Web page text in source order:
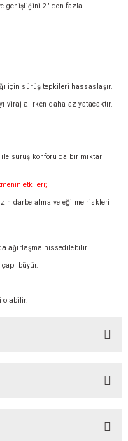
genişliğini 2" den fazla
için sürüş tepkileri hassaslaşır.
viraj alırken daha az yatacaktır.
ile sürüş konforu da bir miktar
etkileri;
darbe alma ve eğilme riskleri
ağırlaşma hissedilebilir.
büyür.
olabilir.